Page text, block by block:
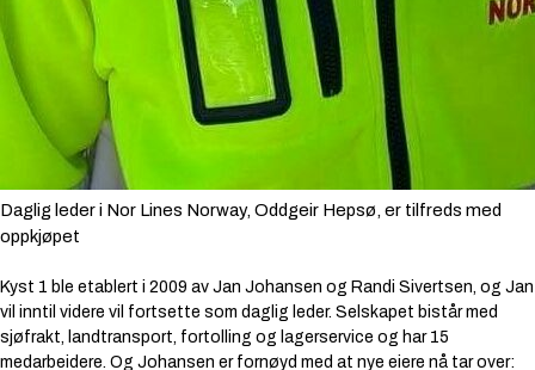
Daglig leder i Nor Lines Norway, Oddgeir Hepsø, er tilfreds med
oppkjøpet
Kyst 1 ble etablert i 2009 av Jan Johansen og Randi Sivertsen, og Jan
vil inntil videre vil fortsette som daglig leder. Selskapet bistår med
sjøfrakt, landtransport, fortolling og lagerservice og har 15
medarbeidere. Og Johansen er fornøyd med at nye eiere nå tar over: